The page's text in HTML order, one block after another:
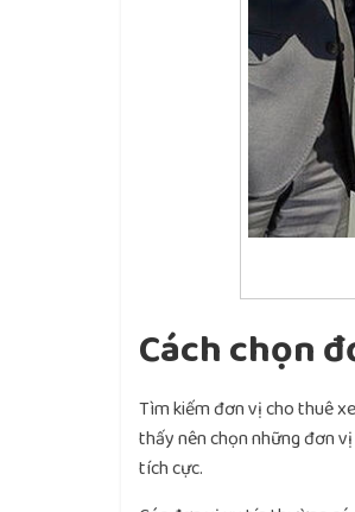
Cách chọn
Tìm kiếm đơn vị cho thuê
thấy nên chọn những đơn
tích cực.